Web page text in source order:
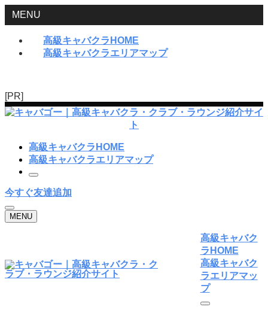
MENU
高級キャバクラHOME
高級キャバクラエリアマップ
[PR]
高級キャバクラHOME
高級キャバクラエリアマップ
今すぐ友達追加
MENU
高級キャバク
ラHOME
高級キャバク
ラエリアマッ
プ